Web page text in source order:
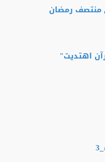
منتصف رمضان
اهتديت"